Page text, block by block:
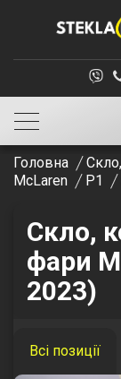
Головна
McLaren
P1
Скло,
фари
2023)
Всі позиції